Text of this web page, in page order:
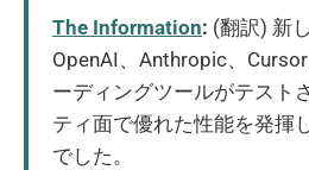
The Information: (翻訳) 新
OpenAI、Anthropic、
ーディングツールがテスト
ティ面で優れた性能を発揮
でした。